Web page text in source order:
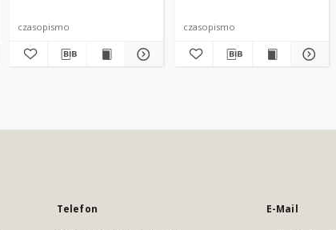
czasopismo czasopismo
Telefon E-Mail